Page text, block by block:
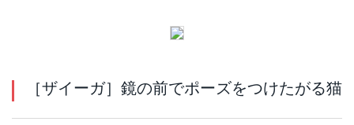
［ザイーガ］鏡の前でポーズをつけたがる猫